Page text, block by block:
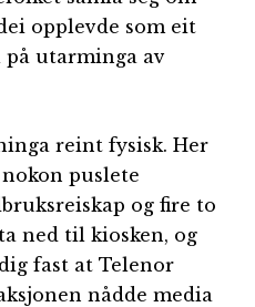
opplevde som eit
på utarminga av
reint fysisk. Her
puslete
og fire to
ned til kiosken, og
fast at Telenor
nådde media